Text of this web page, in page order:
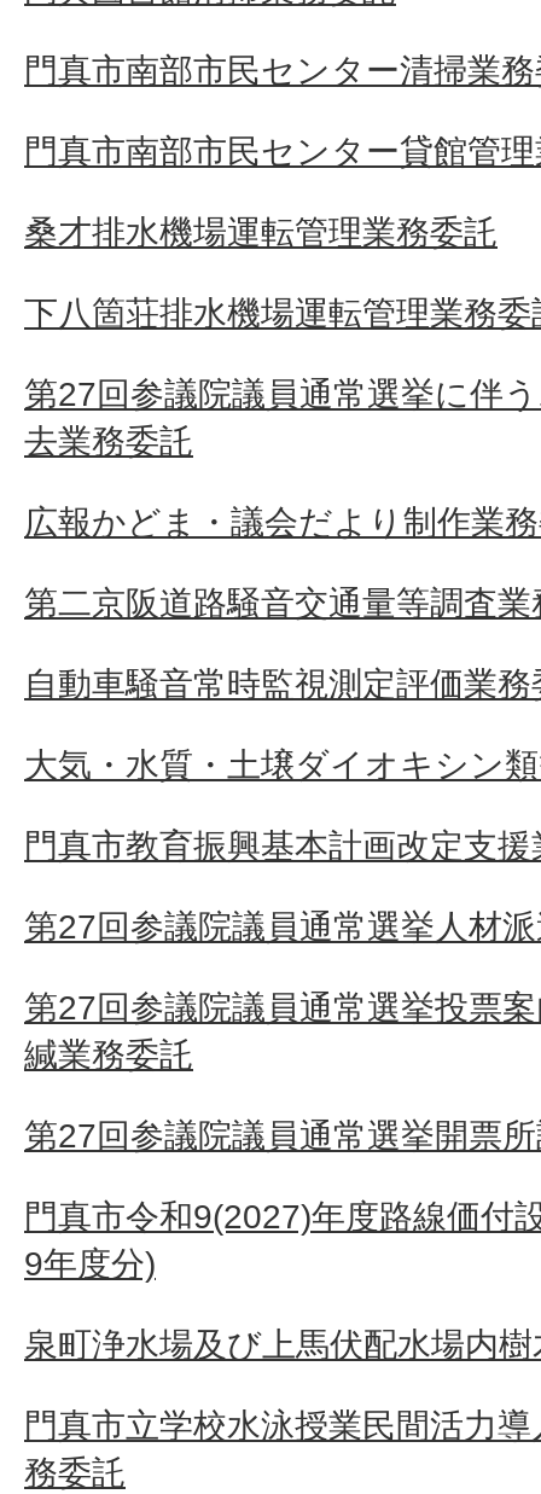
門真市南部市民センター清掃業
門真市南部市民センター貸館管
桑才排水機場運転管理業務委託
下八箇荘排水機場運転管理業務委
第27回参議院議員通常選挙に伴
去業務委託
広報かどま・議会だより制作業
第二京阪道路騒音交通量等調査業
自動車騒音常時監視測定評価業務
大気・水質・土壌ダイオキシン
門真市教育振興基本計画改定支
第27回参議院議員通常選挙人材
第27回参議院議員通常選挙投票
緘業務委託
第27回参議院議員通常選挙開票
門真市令和9(2027)年度路線価付
9年度分)
泉町浄水場及び上馬伏配水場内
門真市立学校水泳授業民間活力
務委託